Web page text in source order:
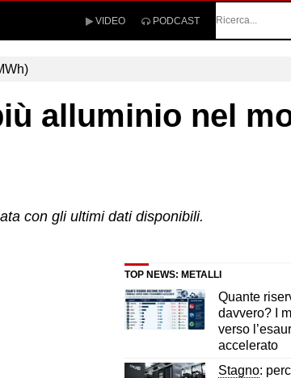
VIDEO PODCAST
alluminio nel
con gli ultimi dati disponibili.
TOP NEWS: METALLI
Quante
davvero? I
verso
accelerato
Stagno: